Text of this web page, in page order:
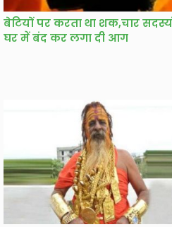
बेटियों पर करता था शक,चार
घर में बंद कर लगा दी आग